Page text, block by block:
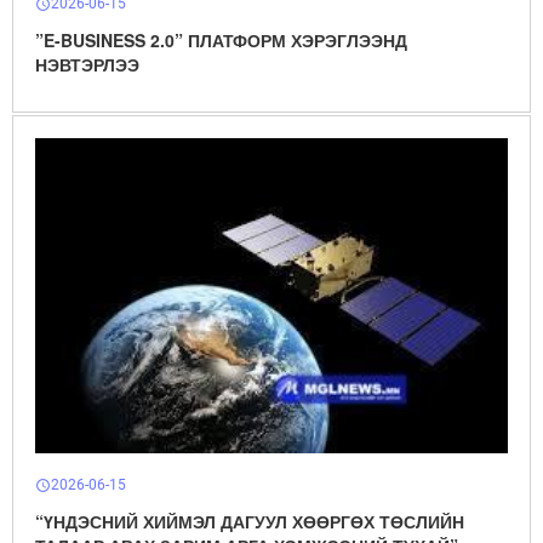
schedule2026-06-15
”E-BUSINESS 2.0” ПЛАТФОРМ ХЭРЭГЛЭЭНД
НЭВТЭРЛЭЭ
schedule2026-06-15
“ҮНДЭСНИЙ ХИЙМЭЛ ДАГУУЛ ХӨӨРГӨХ ТӨСЛИЙН